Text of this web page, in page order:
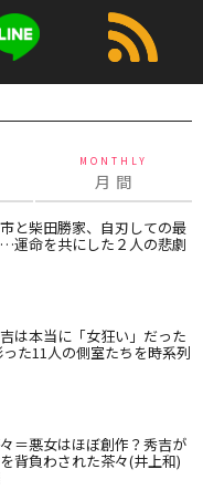
MONTHLY
月 間
と柴田勝家、自刃しての最
運命を共にした２人の悲劇
は本当に「女狂い」だった
た11人の側室たちを時系列
＝悪女はほぼ創作？秀吉が
背負わされた茶々(井上和)